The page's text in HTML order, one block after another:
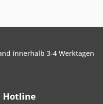
innerhalb 3-4 Werktagen
Hotline